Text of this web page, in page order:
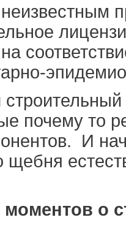
почему то
И
щебня
моментов о